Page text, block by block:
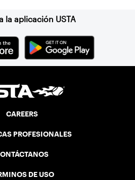
la aplicación USTA
CAREERS
PROFESIONALES
DE USO